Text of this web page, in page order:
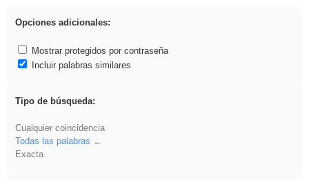
Opciones adicionales:
Mostrar protegidos por contraseña
Incluir palabras similares
Tipo de búsqueda:
Cualquier coincidencia
Todas las palabras
Exacta